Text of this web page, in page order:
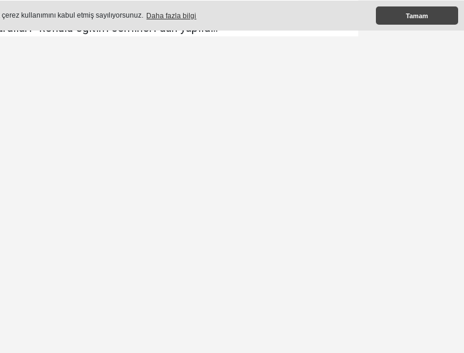
kullanımını kabul etmiş sayılıyorsunuz. Daha fazla bilgi Tamam
her yıl geleneksel olarak düzenlenen “MHK kararları ve
konulu eğitim semineri dün yapıldı..